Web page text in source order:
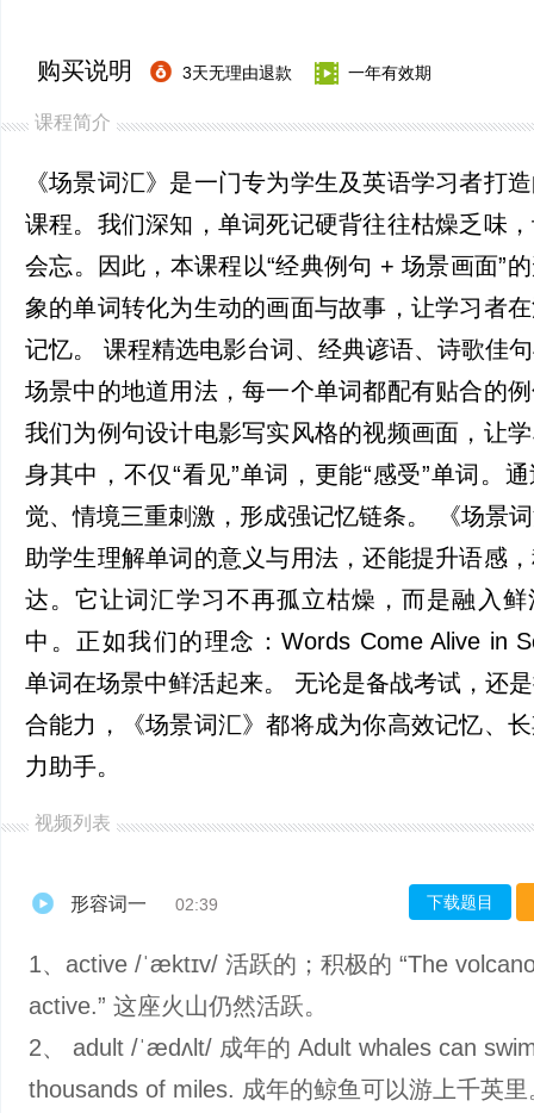
购买说明 3天无理由退款 一年有效期
课程简介
《场景词汇》是一门专为学生及英语学习者打
课程。我们深知，单词死记硬背往往枯燥乏味
会忘。因此，本课程以“经典例句 + 场景画面”
象的单词转化为生动的画面与故事，让学习者
记忆。 课程精选电影台词、经典谚语、诗歌佳
场景中的地道用法，每一个单词都配有贴合的
我们为例句设计电影写实风格的视频画面，让
身其中，不仅“看见”单词，更能“感受”单词。
觉、情境三重刺激，形成强记忆链条。 《场景
助学生理解单词的意义与用法，还能提升语感
达。它让词汇学习不再孤立枯燥，而是融入鲜
中。正如我们的理念：Words Come Alive in
单词在场景中鲜活起来。 无论是备战考试，还
合能力，《场景词汇》都将成为你高效记忆、
力助手。
视频列表
形容词一 02:39 下载题目
1、active /ˈæktɪv/ 活跃的；积极的 “The
active.” 这座火山仍然活跃。
2、 adult /ˈædʌlt/ 成年的 Adult whales can
thousands of miles. 成年的鲸鱼可以游上千英里